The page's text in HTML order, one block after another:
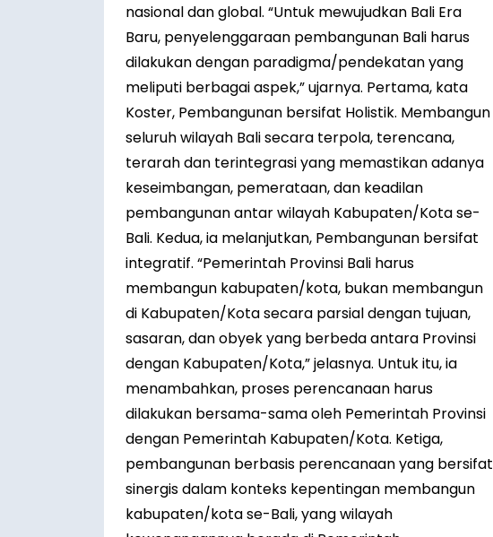
nasional dan global. “Untuk mewujudkan Bali Era
Baru, penyelenggaraan pembangunan Bali harus
dilakukan dengan paradigma/pendekatan yang
meliputi berbagai aspek,” ujarnya. Pertama, kata
Koster, Pembangunan bersifat Holistik. Membangun
seluruh wilayah Bali secara terpola, terencana,
terarah dan terintegrasi yang memastikan adanya
keseimbangan, pemerataan, dan keadilan
pembangunan antar wilayah Kabupaten/Kota se-
Bali. Kedua, ia melanjutkan, Pembangunan bersifat
integratif. “Pemerintah Provinsi Bali harus
membangun kabupaten/kota, bukan membangun
di Kabupaten/Kota secara parsial dengan tujuan,
sasaran, dan obyek yang berbeda antara Provinsi
dengan Kabupaten/Kota,” jelasnya. Untuk itu, ia
menambahkan, proses perencanaan harus
dilakukan bersama-sama oleh Pemerintah Provinsi
dengan Pemerintah Kabupaten/Kota. Ketiga,
pembangunan berbasis perencanaan yang bersifat
sinergis dalam konteks kepentingan membangun
kabupaten/kota se-Bali, yang wilayah